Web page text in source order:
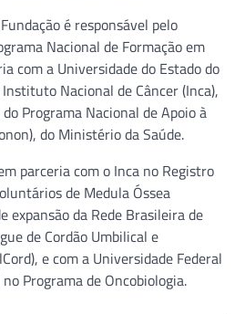
é responsável pelo
Nacional de Formação em
com a Universidade do Estado do
Nacional de Câncer (Inca),
Programa Nacional de Apoio à
do Ministério da Saúde.
parceria com o Inca no Registro
de Medula Óssea
expansão da Rede Brasileira de
de Cordão Umbilical e
e com a Universidade Federal
no Programa de Oncobiologia.